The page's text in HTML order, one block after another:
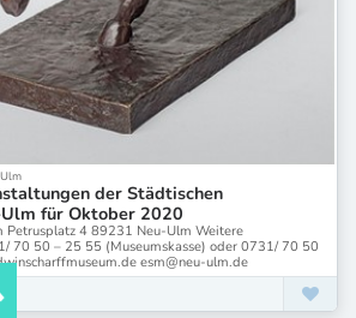
der Städtischen
für Oktober 2020
Petrusplatz 4 89231 Neu-Ulm Weitere
70 50 – 25 55 (Museumskasse) oder 0731/ 70 50
esm@neu-ulm.de